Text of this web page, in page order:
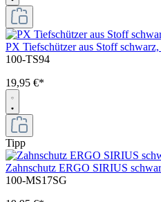
PX Tiefschützer aus Stoff
100-TS94
19,95 €*
Tipp
Zahnschutz ERGO SIRIUS
100-MS17SG